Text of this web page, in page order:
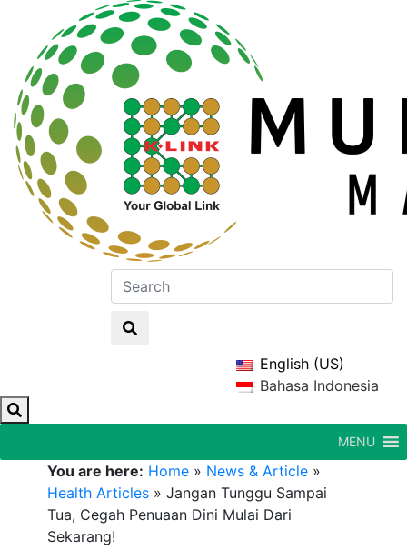
English (US)
Bahasa Indonesia
MENU
You are here: Home » News & Article »
Health Articles »Jangan Tunggu Sampai
Tua, Cegah Penuaan Dini Mulai Dari
Sekarang!